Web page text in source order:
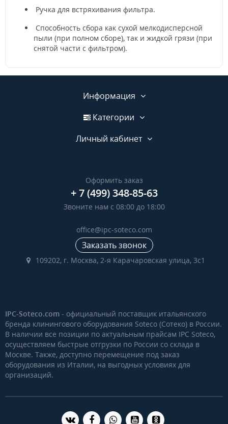
Ручка для встряхивания фильтра.
Способность сбора как сухой мелкодисперсной
пыли (при полном сборе), так и жидкой грязи (при
снятой части с фильтром).
Информация
Категории
Личный кабинет
Оформить заказ
+ 7 (499) 348-85-63
Звоните нам с 08:00 до 18:00
office@ipc-soteco.com
Заказать звонок
109202, г. Москва, 2-я Карачаровская улица, 3с1
IPC-Soteco.com - официальный поставщик итальянского
бренда клинингового оборудования Soteco (Сотеко) в России.
В наличии все позиции по актуальным прайсам IPC Soteco,
осуществляем быстрые отгрузки по России со склада в
Москве. Также, доступно перемещение под заказ
оборудования из Италии, на выгодных условиях для
организаций.